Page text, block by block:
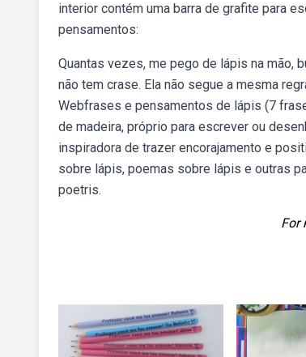
interior contém uma barra de grafite para
pensamentos:
Quantas vezes, me pego de lápis na mão,
não tem crase. Ela não segue a mesma
Webfrases e pensamentos de lápis (7
de madeira, próprio para escrever ou
inspiradora de trazer encorajamento e
sobre lápis, poemas sobre lápis e outras
poetris.
For